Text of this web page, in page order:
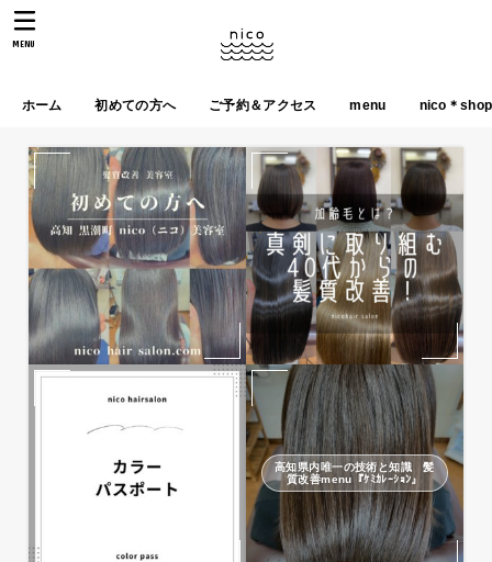
ホーム 初めての方へ ご予約＆アクセス menu nico＊shop
MENU
高知県内唯一の技術と知識 髪
質改善menu『ｹﾐｶﾚｰｼｮﾝ』